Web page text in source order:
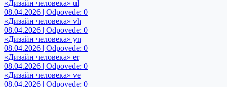
«Дизайн человека» ul
08.04.2026 | Odpovede: 0
«Дизайн человека» vh
08.04.2026 | Odpovede: 0
«Дизайн человека» yn
08.04.2026 | Odpovede: 0
«Дизайн человека» er
08.04.2026 | Odpovede: 0
«Дизайн человека» ve
08.04.2026 | Odpovede: 0